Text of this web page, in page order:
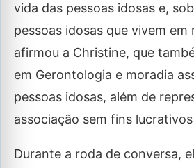
vida das pessoas idosas e,
pessoas idosas que vivem em
afirmou a Christine, que
em Gerontologia e moradia
pessoas idosas, além de
associação sem fins
Durante a roda de conversa,